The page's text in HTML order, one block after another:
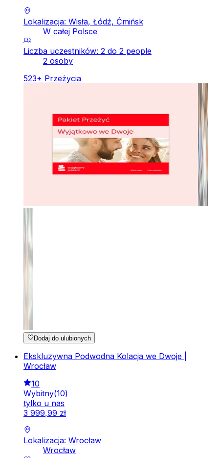
Lokalizacja: Wisła, Łódź, Ćmińsk
W całej Polsce
Liczba uczestników: 2 do 2 people
2 osoby
523+ Przeżycia
Dodaj do ulubionych
Ekskluzywna Podwodna Kolacja we Dwoje |
Wrocław
10
Wybitny(10)
tylko u nas
3 999,99 zł
Lokalizacja: Wrocław
Wrocław